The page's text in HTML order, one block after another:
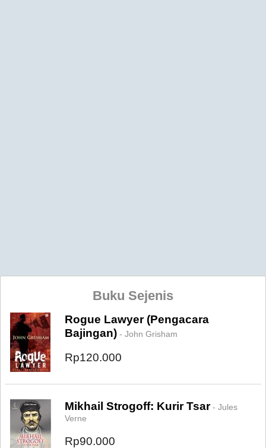
Buku Sejenis
Rogue Lawyer (Pengacara
Bajingan) - John Grisham
Rp120.000
Mikhail Strogoff: Kurir Tsar- Jules
Verne
Rp90.000